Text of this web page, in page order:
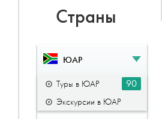
Страны
ЮАР
Туры в ЮАР
90
Экскурсии в ЮАР